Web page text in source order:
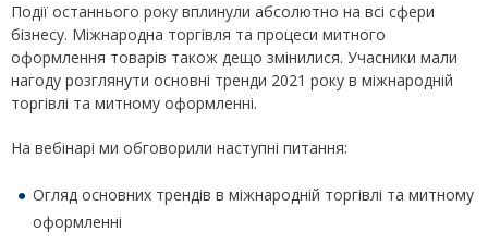
Події останнього року вплинули абсолютно на всі сфери
бізнесу. Міжнародна торгівля та процеси митного
оформлення товарів також дещо змінилися. Учасники мали
нагоду розглянути основні тренди 2021 року в міжнародній
торгівлі та митному оформленні.
На вебінарі ми обговорили наступні питання:
Огляд основних трендів в міжнародній торгівлі та митному
оформленні